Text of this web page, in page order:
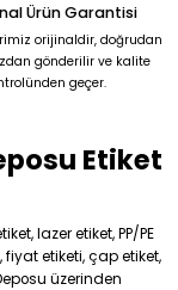
Ürün Garantisi
orijinaldir, doğrudan
gönderilir ve kalite
geçer.
Etiket
lazer etiket, PP/PE
fiyat etiketi, çap etiket,
üzerinden